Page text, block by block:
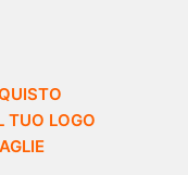
TUO LOGO